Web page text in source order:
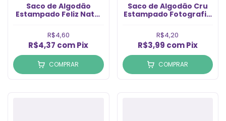
Saco de Algodão
Estampado Feliz Natal
R$4,60
R$4,37 comPix
COMPRAR
Saco de Algodão Cru
Estampado Fotografia
R$4,20
R$3,99 com Pix
COMPRAR